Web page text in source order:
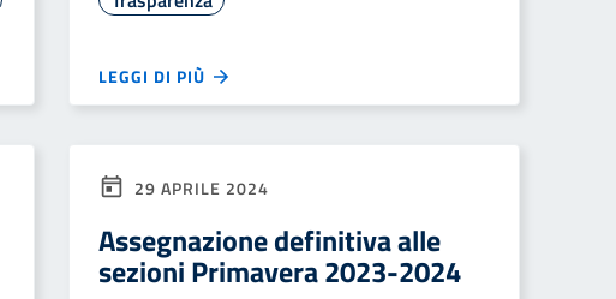
LEGGI DI PIÙ
29 APRILE 2024
Assegnazione definitiva alle
sezioni Primavera 2023-2024